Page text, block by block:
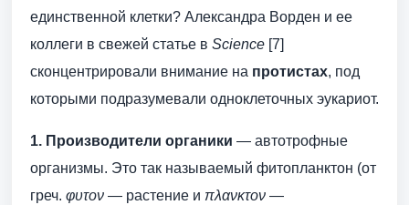
единственной клетки? Александра Ворден и ее
коллеги в свежей статье в Science [7]
сконцентрировали внимание на протистах, под
которыми подразумевали одноклеточных эукариот.
1. Производители органики — автотрофные
организмы. Это так называемый фитопланктон (от
греч. φυτον — растение и πλανκτον —